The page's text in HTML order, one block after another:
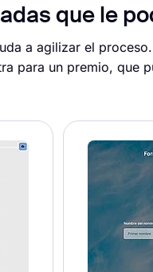
que le
a agilizar el
para un premio, que